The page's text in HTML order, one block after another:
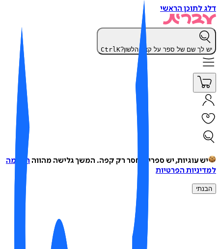
לתוכן הראשי
לך שם של ספר על קצה הלשון? CtrlK
יש עוגיות, יש ספרים, חסר רק קפה.המשך גלישה מהווההסכמה
הפרטיות